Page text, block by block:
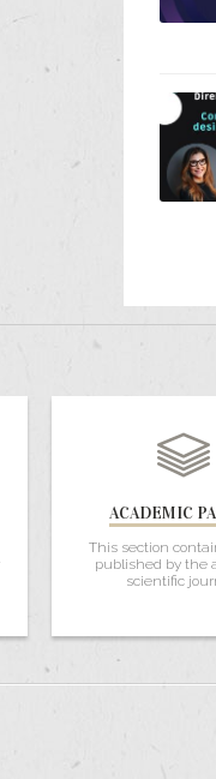
ACADEMIC
This section
published by the
scientific